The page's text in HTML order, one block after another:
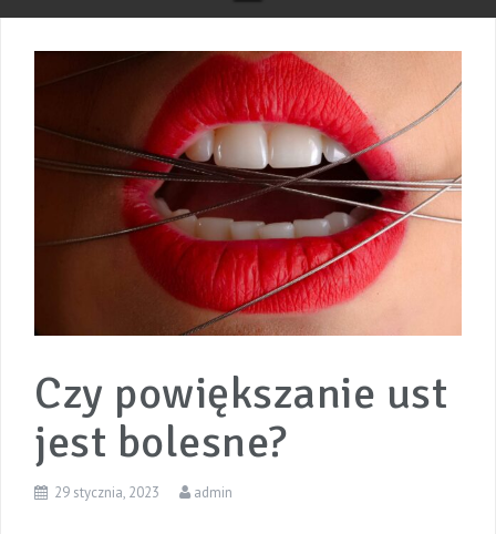
Czy powiększanie ust
jest bolesne?
29 stycznia, 2023 admin